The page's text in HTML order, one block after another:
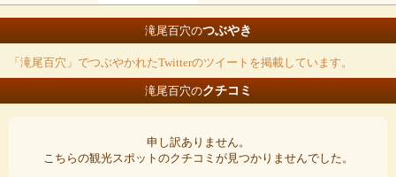
滝尾百穴のつぶやき
「滝尾百穴」でつぶやかれたTwitterのツイートを掲載しています。
滝尾百穴のクチコミ
申し訳ありません。
こちらの観光スポットのクチコミが見つかりませんでした。